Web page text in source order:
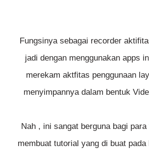
Fungsinya sebagai recorder
jadi dengan menggunakan apps
merekam aktfitas penggunaan
menyimpannya dalam bentuk
Nah , ini sangat berguna bagi
membuat tutorial yang di buat pada